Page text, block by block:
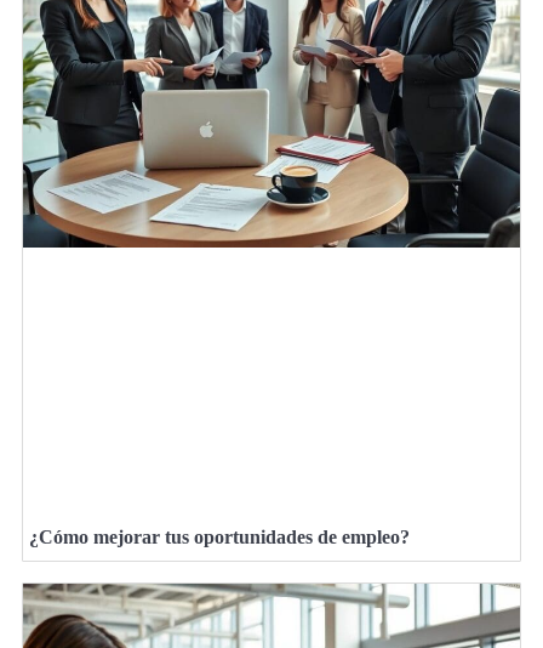
¿Cómo mejorar tus oportunidades de empleo?